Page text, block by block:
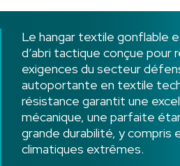
Le hangar textile gonflable
d’abri tactique conçue pour
exigences du secteur
autoportante en textile
résistance garantit une
mécanique, une parfaite
grande durabilité, y compris
climatiques extrêmes.